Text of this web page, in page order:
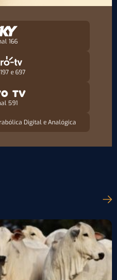
166
e 697
591
Digital e Analógica